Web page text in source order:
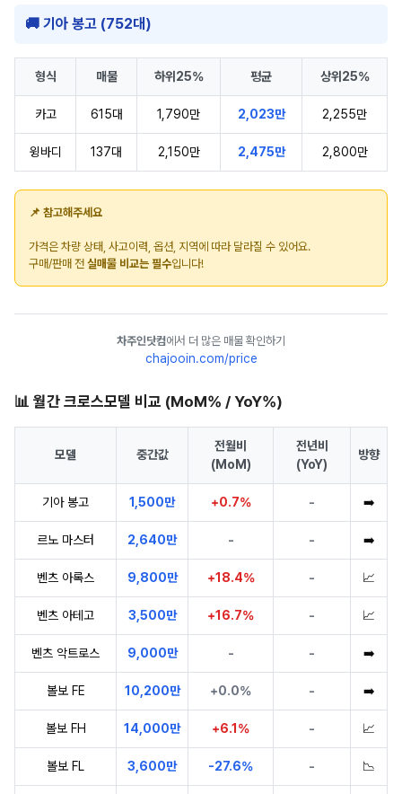
🚚 기아 봉고 (752대)
형식 매물 하위25% 평균 상위25%
카고 615대 1,790만 2,023만 2,255만
윙바디 137대 2,150만 2,475만 2,800만
📌 참고해주세요
가격은 차량 상태, 사고이력, 옵션, 지역에 따라 달라질 수 있어요.
구매/판매 전 실매물 비교는 필수입니다!
차주인닷컴에서 더 많은 매물 확인하기
chajooin.com/price
📊 월간 크로스모델 비교 (MoM% / YoY%)
모델 중간값
전월비
(MoM)
전년비
(YoY)
방향
기아 봉고 1,500만 +0.7% - ➡️
르노 마스터 2,640만 - - ➡️
벤츠 아록스 9,800만 +18.4% - 📈
벤츠 아테고 3,500만 +16.7% - 📈
벤츠 악트로스 9,000만 - - ➡️
볼보 FE 10,200만 +0.0% - ➡️
볼보 FH 14,000만 +6.1% - 📈
볼보 FL 3,600만 -27.6% - 📉